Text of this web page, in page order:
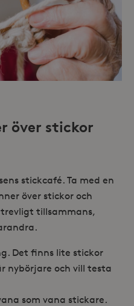
över stickor
stickcafé. Ta med en
över stickor och
tillsammans,
Det finns lite stickor
nybörjare och vill testa
som vana stickare.